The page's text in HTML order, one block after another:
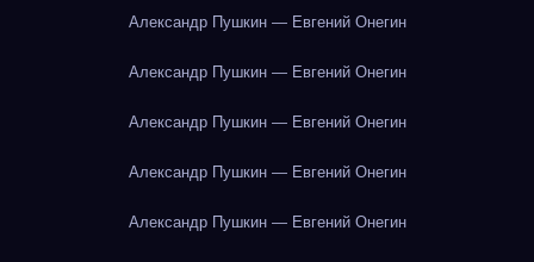
Александр Пушкин — Евгений Онегин
Александр Пушкин — Евгений Онегин
Александр Пушкин — Евгений Онегин
Александр Пушкин — Евгений Онегин
Александр Пушкин — Евгений Онегин